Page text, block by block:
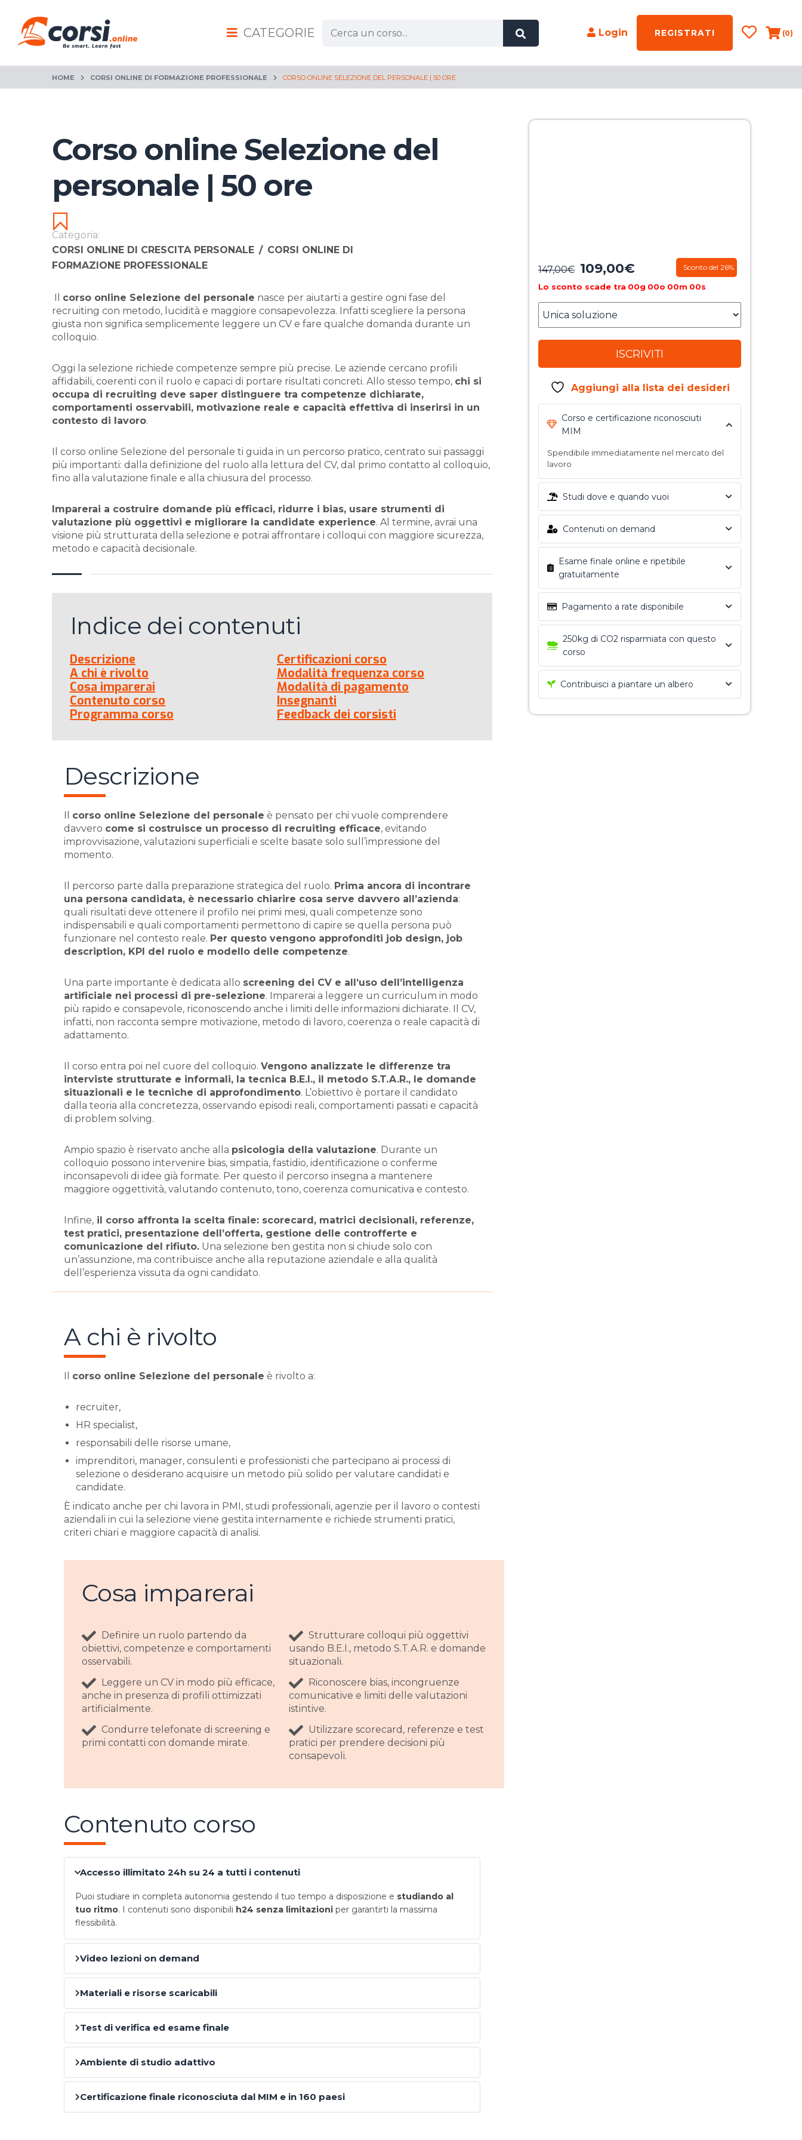
CATEGORIE Login REGISTRATI (0)
HOME CORSI ONLINE DI FORMAZIONE PROFESSIONALE CORSO ONLINE SELEZIONE DEL PERSONALE | 50 ORE
Corso online Selezione del
personale | 50 ore
Categoria:
CORSI ONLINE DI CRESCITA PERSONALE / CORSI ONLINE DI
FORMAZIONE PROFESSIONALE
Il corso online Selezione del personale nasce per aiutarti a gestire ogni fase del
recruiting con metodo, lucidità e maggiore consapevolezza. Infatti scegliere la persona
giusta non significa semplicemente leggere un CV e fare qualche domanda durante un
colloquio.
Oggi la selezione richiede competenze sempre più precise. Le aziende cercano profili
affidabili, coerenti con il ruolo e capaci di portare risultati concreti. Allo stesso tempo, chi si
occupa di recruiting deve saper distinguere tra competenze dichiarate,
comportamenti osservabili, motivazione reale e capacità effettiva di inserirsi in un
contesto di lavoro.
Il corso online Selezione del personale ti guida in un percorso pratico, centrato sui passaggi
più importanti: dalla definizione del ruolo alla lettura del CV, dal primo contatto al colloquio,
fino alla valutazione finale e alla chiusura del processo.
Imparerai a costruire domande più efficaci, ridurre i bias, usare strumenti di
valutazione più oggettivi e migliorare la candidate experience. Al termine, avrai una
visione più strutturata della selezione e potrai affrontare i colloqui con maggiore sicurezza,
metodo e capacità decisionale.
Indice dei contenuti
Descrizione
A chi è rivolto
Cosa imparerai
Contenuto corso
Programma corso
Certificazioni corso
Modalità frequenza corso
Modalità di pagamento
Insegnanti
Feedback dei corsisti
Descrizione
Il corso online Selezione del personale è pensato per chi vuole comprendere
davvero come si costruisce un processo di recruiting efficace, evitando
improvvisazione, valutazioni superficiali e scelte basate solo sull’impressione del
momento.
Il percorso parte dalla preparazione strategica del ruolo. Prima ancora di incontrare
una persona candidata, è necessario chiarire cosa serve davvero all’azienda:
quali risultati deve ottenere il profilo nei primi mesi, quali competenze sono
indispensabili e quali comportamenti permettono di capire se quella persona può
funzionare nel contesto reale. Per questo vengono approfonditi job design, job
description, KPI del ruolo e modello delle competenze.
Una parte importante è dedicata allo screening dei CV e all’uso dell’intelligenza
artificiale nei processi di pre-selezione. Imparerai a leggere un curriculum in modo
più rapido e consapevole, riconoscendo anche i limiti delle informazioni dichiarate. Il CV,
infatti, non racconta sempre motivazione, metodo di lavoro, coerenza o reale capacità di
adattamento.
Il corso entra poi nel cuore del colloquio. Vengono analizzate le differenze tra
interviste strutturate e informali, la tecnica B.E.I., il metodo S.T.A.R., le domande
situazionali e le tecniche di approfondimento. L’obiettivo è portare il candidato
dalla teoria alla concretezza, osservando episodi reali, comportamenti passati e capacità
di problem solving.
Ampio spazio è riservato anche alla psicologia della valutazione. Durante un
colloquio possono intervenire bias, simpatia, fastidio, identificazione o conferme
inconsapevoli di idee già formate. Per questo il percorso insegna a mantenere
maggiore oggettività, valutando contenuto, tono, coerenza comunicativa e contesto.
Infine, il corso affronta la scelta finale: scorecard, matrici decisionali, referenze,
test pratici, presentazione dell’offerta, gestione delle controfferte e
comunicazione del rifiuto. Una selezione ben gestita non si chiude solo con
un’assunzione, ma contribuisce anche alla reputazione aziendale e alla qualità
dell’esperienza vissuta da ogni candidato.
A chi è rivolto
Il corso online Selezione del personale è rivolto a:
recruiter,
HR specialist,
responsabili delle risorse umane,
imprenditori, manager, consulenti e professionisti che partecipano ai processi di
selezione o desiderano acquisire un metodo più solido per valutare candidati e
candidate.
È indicato anche per chi lavora in PMI, studi professionali, agenzie per il lavoro o contesti
aziendali in cui la selezione viene gestita internamente e richiede strumenti pratici,
criteri chiari e maggiore capacità di analisi.
Cosa imparerai
Definire un ruolo partendo da
obiettivi, competenze e comportamenti
osservabili.
Leggere un CV in modo più efficace,
anche in presenza di profili ottimizzati
artificialmente.
Condurre telefonate di screening e
primi contatti con domande mirate.
Strutturare colloqui più oggettivi
usando B.E.I., metodo S.T.A.R. e domande
situazionali.
Riconoscere bias, incongruenze
comunicative e limiti delle valutazioni
istintive.
Utilizzare scorecard, referenze e test
pratici per prendere decisioni più
consapevoli.
Contenuto corso
Accesso illimitato 24h su 24 a tutti i contenuti
Puoi studiare in completa autonomia gestendo il tuo tempo a disposizione e studiando al
tuo ritmo. I contenuti sono disponibili h24 senza limitazioni per garantirti la massima
flessibilità.
Video lezioni on demand
Materiali e risorse scaricabili
Test di verifica ed esame finale
Ambiente di studio adattivo
Certificazione finale riconosciuta dal MIM e in 160 paesi
147,00€ Il
prezzo
147,00€.
109,00€Il
attuale
Sconto del 26%
Lo sconto scade tra 00g 00o 00m 00s
ISCRIVITI
Aggiungi alla lista dei desideri
Corso e certificazione riconosciuti
MIM
Spendibile immediatamente nel mercato del
lavoro
Studi dove e quando vuoi
Contenuti on demand
Esame finale online e ripetibile
gratuitamente
Pagamento a rate disponibile
250kg di CO2 risparmiata con questo
corso
Contribuisci a piantare un albero